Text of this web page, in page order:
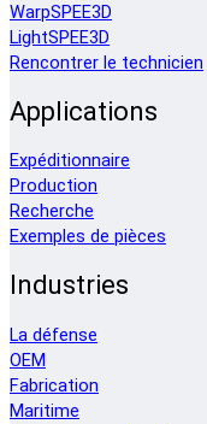
WarpSPEE3D
LightSPEE3D
Rencontrer le technicien
Applications
Expéditionnaire
Production
Recherche
Exemples de pièces
Industries
La défense
OEM
Fabrication
Maritime